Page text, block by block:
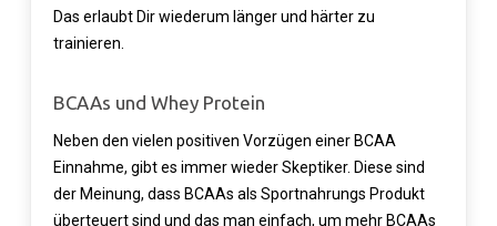
Das erlaubt Dir wiederum länger und härter zu
trainieren.
BCAAs und Whey Protein
Neben den vielen positiven Vorzügen einer BCAA
Einnahme, gibt es immer wieder Skeptiker. Diese sind
der Meinung, dass BCAAs als Sportnahrungs Produkt
überteuert sind und das man einfach, um mehr BCAAs